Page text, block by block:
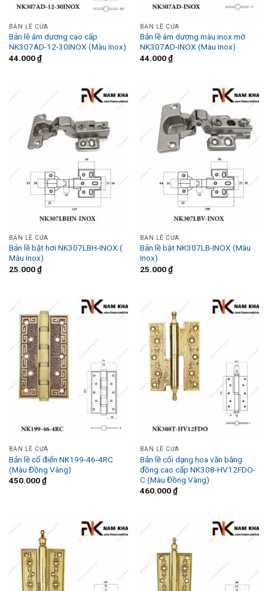
BẢN LỀ CỬA
Bản lề âm dương cao cấp
NK307AD-12-30INOX (Màu Inox)
44.000₫
BẢN LỀ CỬA
Bản lề âm dương màu inox mờ
NK307AD-INOX (Màu Inox)
44.000₫
BẢN LỀ CỬA
Bản lề bật hơi NK307LBH-INOX (
Màu Inox)
25.000₫
BẢN LỀ CỬA
Bản lề bật NK307LB-INOX (Màu
Inox)
25.000₫
BẢN LỀ CỬA
Bản lề cổ điển NK199-46-4RC
(Màu Đồng Vàng)
450.000₫
BẢN LỀ CỬA
Bản lề cối dạng hoa văn bằng
đồng cao cấp NK308-HV12FDO-
C (Màu Đồng Vàng)
460.000₫